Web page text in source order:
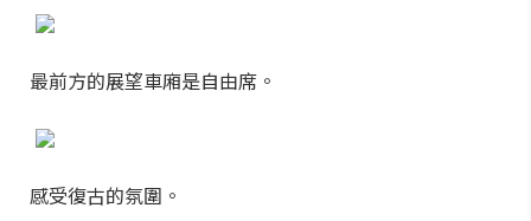
最前方的展望車廂是自由席。
感受復古的氛圍。